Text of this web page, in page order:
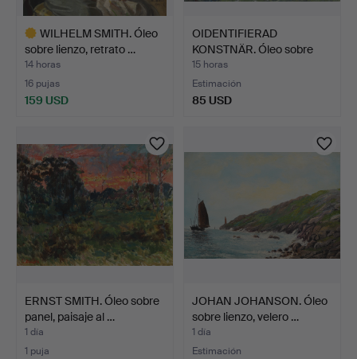
WILHELM SMITH. Óleo
sobre lienzo, retrato …
14 horas
16 pujas
159 USD
OIDENTIFIERAD
KONSTNÄR. Óleo sobre
lienzo,…
15 horas
Estimación
85 USD
ERNST SMITH. Óleo sobre
panel, paisaje al …
1 día
1 puja
JOHAN JOHANSON. Óleo
sobre lienzo, velero …
1 día
Estimación